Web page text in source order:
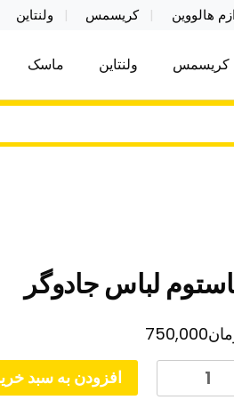
هالووین کریسمس ولنتاین
اکسسوری ماسک
تاین کادویی کریسمس
کریسمس ولنتاین ماسک
لباس جادوگر
750,000
افزودن به سبد